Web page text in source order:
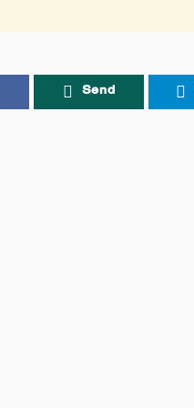
Send